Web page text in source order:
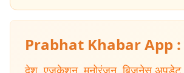
Prabhat Khabar App :
देश, एजुकेशन, मनोरंजन, बिजनेस अपडेट,